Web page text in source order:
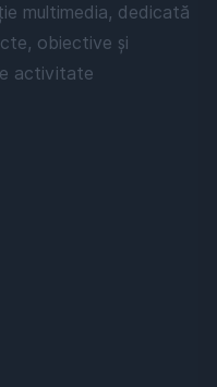
multimedia, dedicată
obiective și
activitate